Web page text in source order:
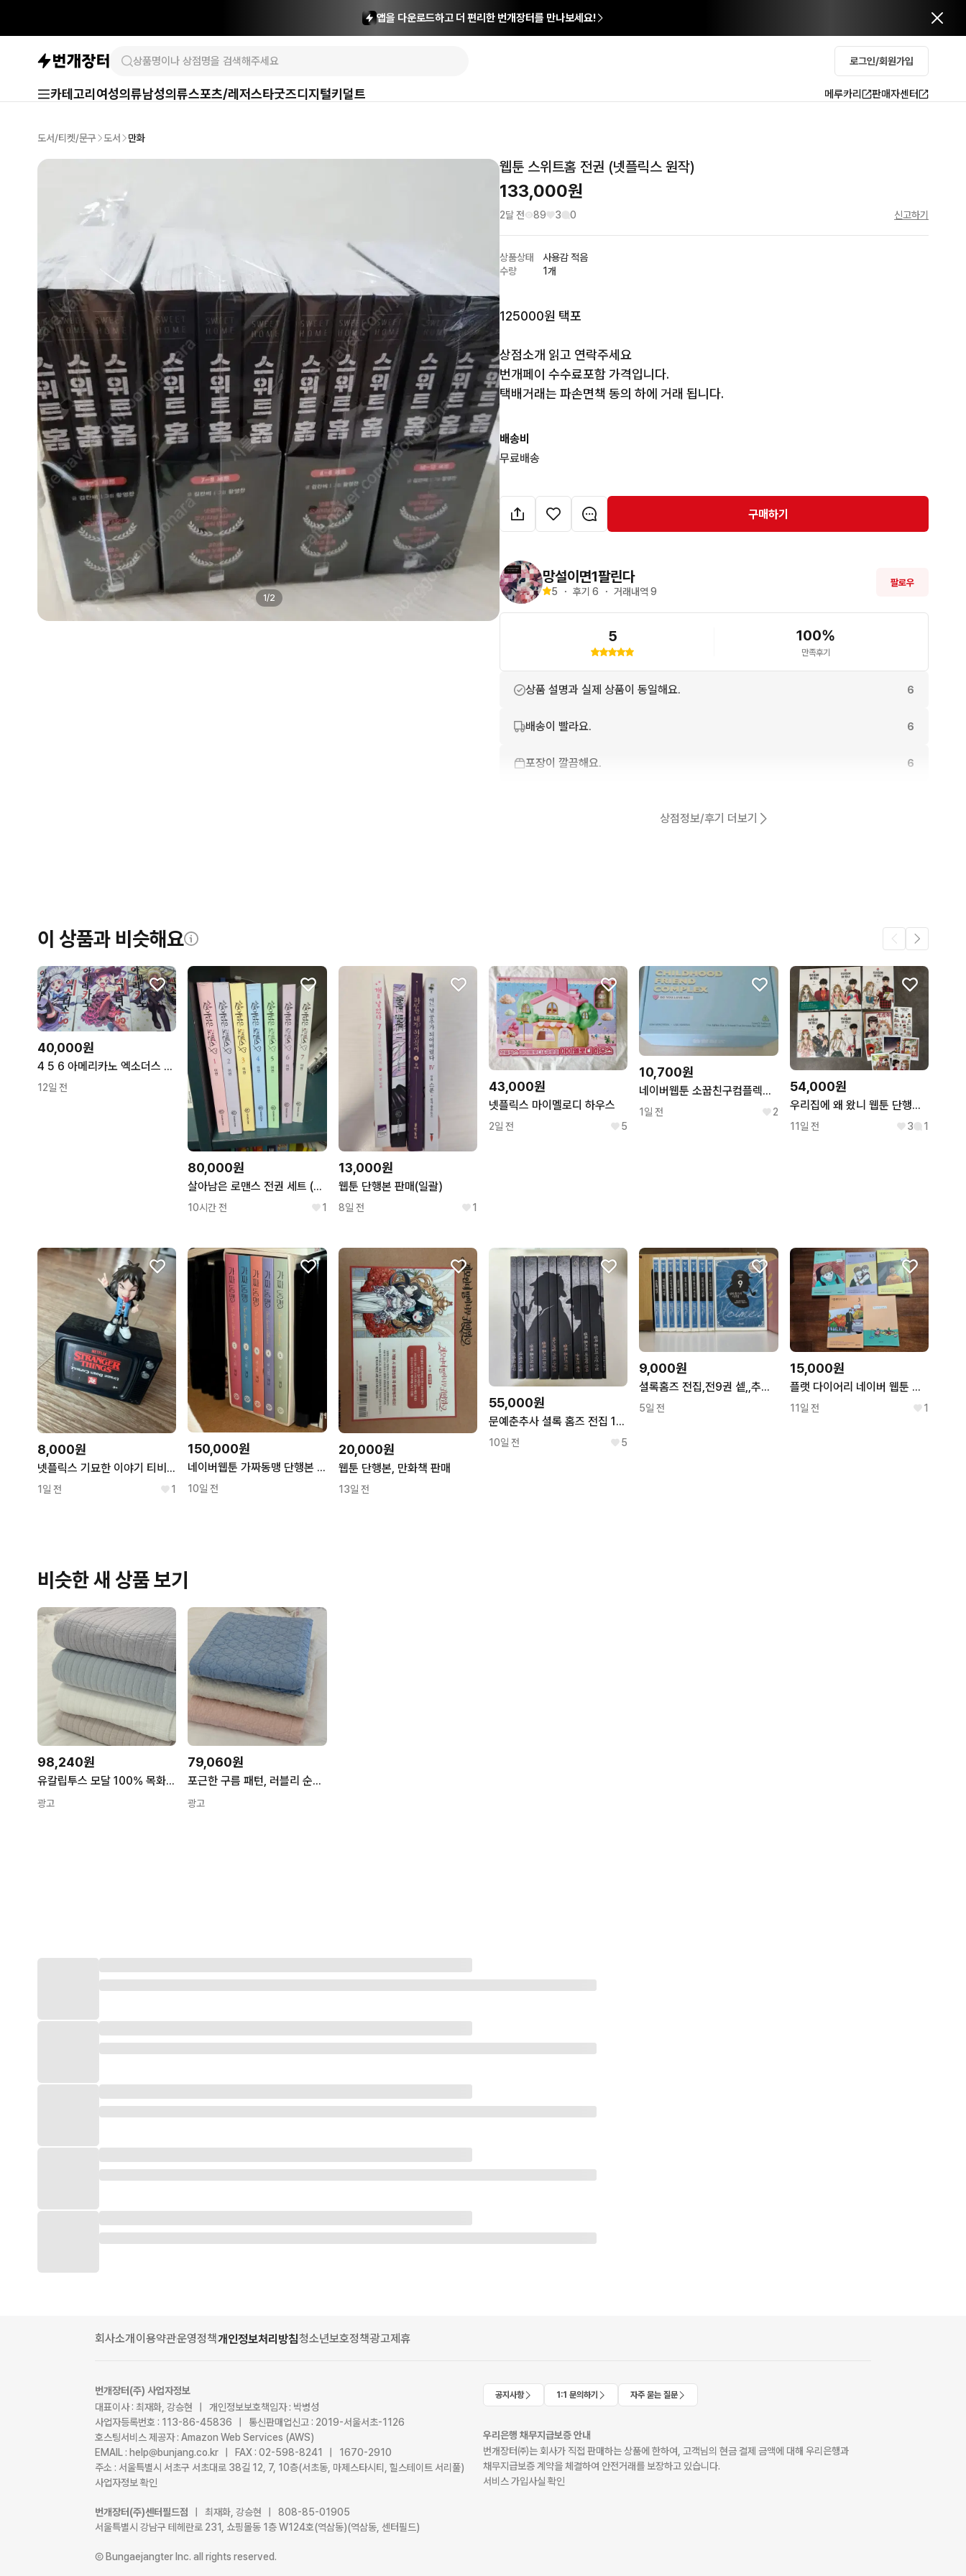
앱을 다운로드하고 더 편리한 번개장터를 만나보세요!
로그인/회원가입
카테고리 여성의류남성의류스포츠/레저스타굿즈디지털키덜트 메루카리 판매자센터
도서/티켓/문구 도서 만화
1/2
웹툰 스위트홈 전권 (넷플릭스 원작)
133,000원
2달 전 89 3 0 신고하기
상품상태
사용감 적음
수량
1개
125000원 택포
상점소개 읽고 연락주세요
번개페이 수수료포함 가격입니다.
택배거래는 파손면책 동의 하에 거래 됩니다.
배송비
무료배송
구매하기
망설이면1팔린다
5 ・ 후기 6 ・ 거래내역 9
팔로우
5 100%
만족후기
상품 설명과 실제 상품이 동일해요. 6
배송이 빨라요. 6
포장이 깔끔해요. 6
상점정보/후기 더보기
이 상품과 비슷해요
40,000원
4 5 6 아메리카노 엑소더스 단행본 4,5,6권 (6권 절판) 네이버웹툰
12일 전
80,000원
살아남은 로맨스 전권 세트 (1-7권)
10시간 전 1
13,000원
웹툰 단행본 판매(일괄)
8일 전 1
43,000원
넷플릭스 마이멜로디 하우스
2일 전 5
10,700원
네이버웹툰 소꿉친구컴플렉스 향수박스
1일 전 2
54,000원
우리집에 왜 왔니 웹툰 단행본 만화책 1~5권 완결 초판 굿즈 싸인본
11일 전 3 1
8,000원
넷플릭스 기묘한 이야기 티비+피규어
1일 전 1
150,000원
네이버웹툰 가짜동맹 단행본 1~5권 전권 특별판 한정판
10일 전
20,000원
웹툰 단행본, 만화책 판매
13일 전
55,000원
문예춘추사 셜록 홈즈 전집 1~9 전권 + 부록 세트 일괄 새상품 소설책
10일 전 5
9,000원
셜록홈즈 전집,전9권 셑,,추리소설
5일 전
15,000원
플랫 다이어리 네이버 웹툰 단행본
11일 전 1
비슷한 새 상품 보기
98,240원
유칼립투스 모달 100% 목화솜 프리미엄 사계절 패드 순면이불, 이룸앤스위트홈
광고
79,060원
포근한 구름 패턴, 러블리 순면 패드 (3color) 이불, 이룸앤스위트홈
광고
회사소개이용약관운영정책개인정보처리방침청소년보호정책광고제휴
번개장터(주) 사업자정보
대표이사 : 최재화, 강승현 | 개인정보보호책임자 : 박병성
사업자등록번호 : 113-86-45836 | 통신판매업신고 : 2019-서울서초-1126
호스팅서비스 제공자 : Amazon Web Services (AWS)
EMAIL : help@bunjang.co.kr | FAX : 02-598-8241 | 1670-2910
주소 : 서울특별시 서초구 서초대로 38길 12, 7, 10층(서초동, 마제스타시티, 힐스테이트 서리풀)
사업자정보 확인
번개장터(주)센터필드점
| 최재화, 강승현 | 808-85-01905
서울특별시 강남구 테헤란로 231, 쇼핑몰동 1층 W124호(역삼동)(역삼동, 센터필드)
Ⓒ Bungaejangter Inc. all rights reserved.
공지사항 1:1 문의하기 자주 묻는 질문
우리은행 채무지급보증 안내
번개장터㈜는 회사가 직접 판매하는 상품에 한하여, 고객님의 현금 결제 금액에 대해 우리은행과
채무지급보증 계약을 체결하여 안전거래를 보장하고 있습니다.
서비스 가입사실 확인